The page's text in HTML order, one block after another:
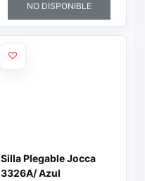
NO DISPONIBLE
Silla Plegable Jocca
3326A/ Azul